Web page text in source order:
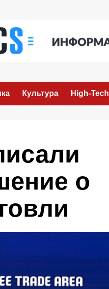
Культура High-Tech
о